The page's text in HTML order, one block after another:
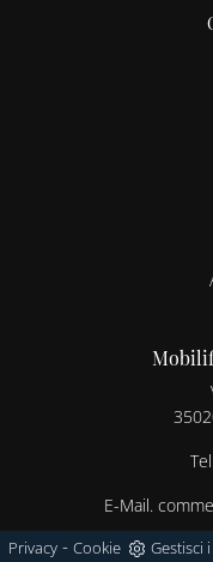
Tel.
E-Mail.
®
Privacy - Cookie Gestisci